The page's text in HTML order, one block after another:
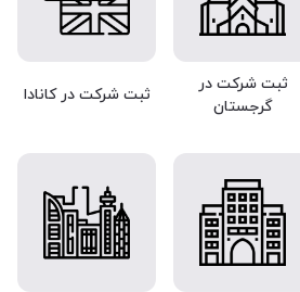
ثبت شرکت در
گرجستان
ثبت شرکت در کانادا